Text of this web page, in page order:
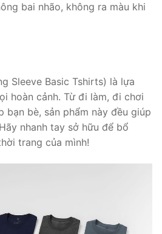
bai nhão, không ra màu khi
Sleeve Basic Tshirts) là lựa
hoàn cảnh. Từ đi làm, đi chơi
bạn bè, sản phẩm này đều giúp
nhanh tay sở hữu để bổ
trang của mình!